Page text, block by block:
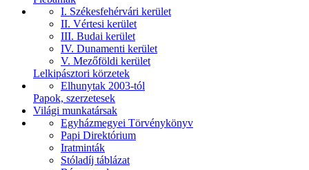
I. Székesfehérvári kerület
II. Vértesi kerület
III. Budai kerület
IV. Dunamenti kerület
V. Mezőföldi kerület
Lelkipásztori körzetek
Elhunytak 2003-tól
Papok, szerzetesek
Világi munkatársak
Egyházmegyei Törvénykönyv
Papi Direktórium
Iratminták
Stóladíj táblázat